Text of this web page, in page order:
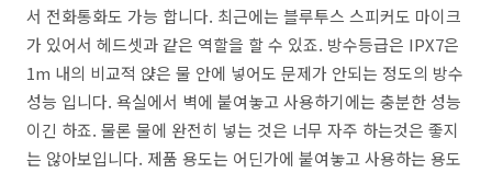
서 전화통화도 가능 합니다. 최근에는 블루투스 스피커도 마이크
가 있어서 헤드셋과 같은 역할을 할 수 있죠. 방수등급은 IPX7은
1m 내의 비교적 얁은 물 안에 넣어도 문제가 안되는 정도의 방수
성능 입니다. 욕실에서 벽에 붙여놓고 사용하기에는 충분한 성능
이긴 하죠. 물론 물에 완전히 넣는 것은 너무 자주 하는것은 좋지
는 않아보입니다. 제품 용도는 어딘가에 붙여놓고 사용하는 용도